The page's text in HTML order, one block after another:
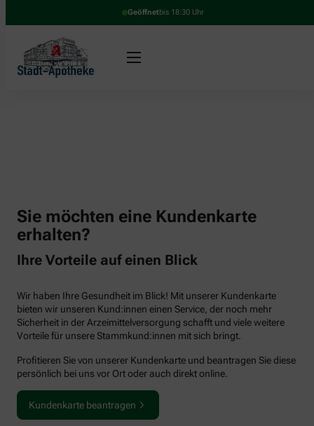
Geöffnetbis 18:30 Uhr
Sie möchten eine Kundenkarte
erhalten?
Ihre Vorteile auf einen Blick
Wir haben Ihre Gesundheit im Blick! Mit unserer Kundenkarte
bieten wir unseren Kund:innen einen Service, der noch mehr
Sicherheit in der Arzeimittelversorgung schafft und viele weitere
Vorteile für unsere Stammkund:innen mit sich bringt.
Profitieren Sie von unserer Kundenkarte und beantragen Sie diese
persönlich bei uns vor Ort oder auch direkt online.
Kundenkarte beantragen